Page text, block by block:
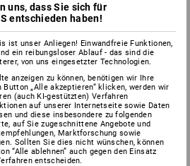
uns, dass Sie sich für
entschieden haben!
ist unser Anliegen! Einwandfreie Funktionen,
ein reibungsloser Ablauf - das sind die
von uns eingesetzter Technologien.
anzeigen zu können, benötigen wir Ihre
„Alle akzeptieren“ klicken, werden wir
(auch KI-gestützten) Verfahren
auf unserer Internetseite sowie Daten
und diese insbesondere zu folgenden
auf Sie zugeschnittene Angebote und
Marktforschung sowie
Sollten Sie dies nicht wünschen, können
“Alle ablehnen” auch gegen den Einsatz
entscheiden.